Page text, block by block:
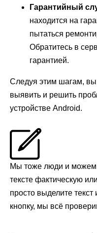
Гарантийный
находится на
пытаться
Обратитесь в
гарантией.
Следуя этим шагам,
выявить и решить
устройстве Android.
Мы тоже люди и
тексте фактическую
просто выделите
кнопку, мы всё